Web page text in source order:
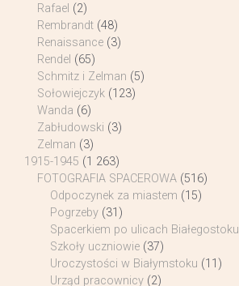
Rafael (2)
Rembrandt (48)
Renaissance (3)
Rendel (65)
Schmitz i Zelman (5)
Sołowiejczyk (123)
Wanda (6)
Zabłudowski (3)
Zelman (3)
1915-1945 (1 263)
FOTOGRAFIA SPACEROWA (516)
Odpoczynek za miastem (15)
Pogrzeby (31)
Spacerkiem po ulicach Białegostoku
Szkoły uczniowie (37)
Uroczystości w Białymstoku (11)
Urząd pracownicy (2)